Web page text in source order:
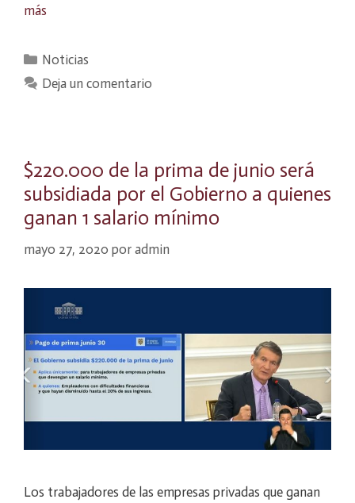
más
Categorías
Noticias
Deja un comentario
$220.000 de la prima de junio será
subsidiada por el Gobierno a quienes
ganan 1 salario mínimo
mayo 27, 2020 por admin
Los trabajadores de las empresas privadas que ganan